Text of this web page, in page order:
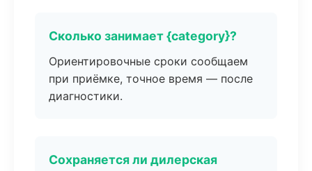
Сколько занимает {category}?
Ориентировочные сроки сообщаем
при приёмке, точное время — после
диагностики.
Сохраняется ли дилерская